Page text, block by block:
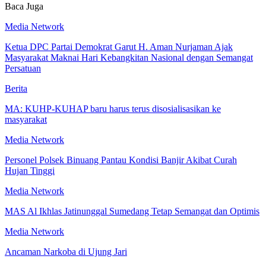
Baca Juga
Media Network
Ketua DPC Partai Demokrat Garut H. Aman Nurjaman Ajak
Masyarakat Maknai Hari Kebangkitan Nasional dengan Semangat
Persatuan
Berita
MA: KUHP-KUHAP baru harus terus disosialisasikan ke
masyarakat
Media Network
Personel Polsek Binuang Pantau Kondisi Banjir Akibat Curah
Hujan Tinggi
Media Network
MAS Al Ikhlas Jatinunggal Sumedang Tetap Semangat dan Optimis
Media Network
Ancaman Narkoba di Ujung Jari